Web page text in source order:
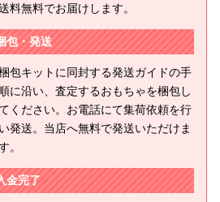
料無料でお届けします。
包・発送
包キットに同封する発送ガイドの手
順に沿い、査定するおもちゃを梱包し
ください。お電話にて集荷依頼を行
い発送。当店へ無料で発送いただけま
。
金完了